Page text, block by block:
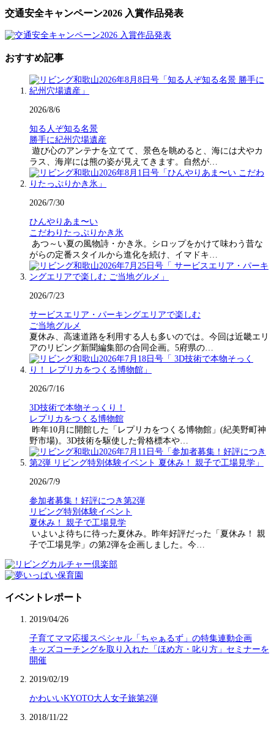
交通安全キャンペーン2026 入賞作品発表
おすすめ記事
2026/8/6
知る人ぞ知る名景
勝手に紀州穴場遺産
遊び心のアンテナを立てて、景色を眺めると、海には犬やカ
ラス、海岸には熊の姿が見えてきます。自然が…
2026/7/30
ひんやりあま〜い
こだわりたっぷりかき氷
あつ～い夏の風物詩・かき氷。シロップをかけて味わう昔な
がらの定番スタイルから進化を続け、イマドキ…
2026/7/23
サービスエリア・パーキングエリアで楽しむ
ご当地グルメ
夏休み、高速道路を利用する人も多いのでは。今回は近畿エリ
アのリビング新聞編集部の合同企画。5府県の…
2026/7/16
3D技術で本物そっくり！
レプリカをつくる博物館
昨年10月に開館した「レプリカをつくる博物館」(紀美野町神
野市場)。3D技術を駆使した骨格標本や…
2026/7/9
参加者募集！好評につき第2弾
リビング特別体験イベント
夏休み！ 親子で工場見学
いよいよ待ちに待った夏休み。昨年好評だった「夏休み！ 親
子で工場見学」の第2弾を企画しました。今…
イベントレポート
2019/04/26
子育てママ応援スペシャル「ちゃぁるず」の特集連動企画
キッズコーチングを取り入れた「ほめ方・叱り方」セミナーを
開催
2019/02/19
かわいいKYOTO大人女子旅第2弾
2018/11/22